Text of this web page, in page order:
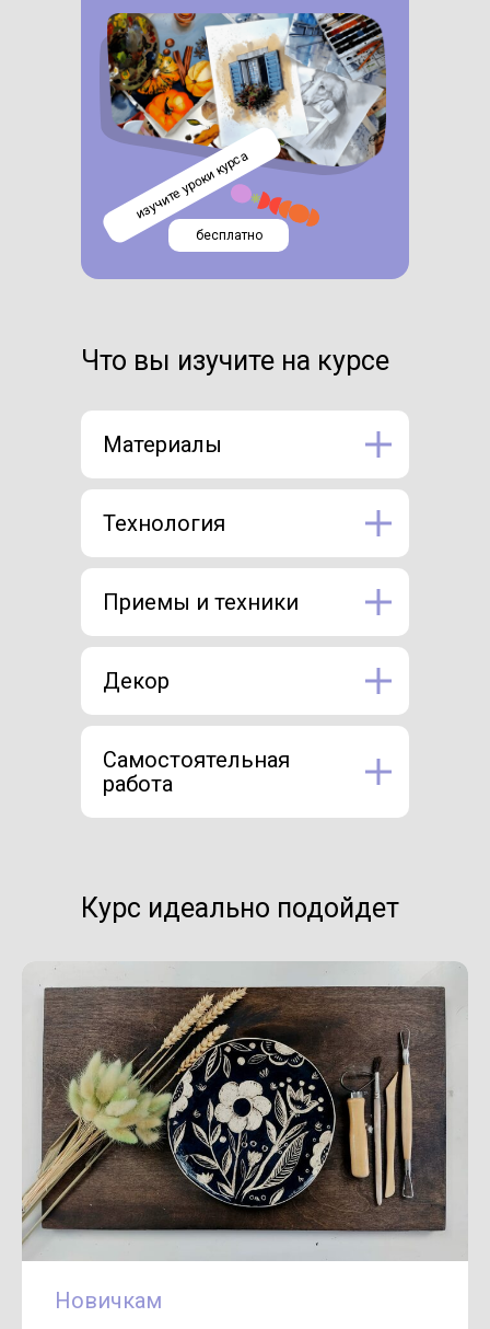
бесплатно
изучите уроки курса
Что вы изучите на курсе
Материалы
Технология
Приемы и техники
Декор
Самостоятельная
работа
Курс идеально подойдет
Новичкам